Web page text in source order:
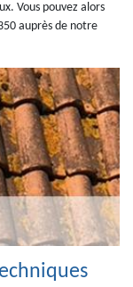
Vous pouvez alors
auprès de notre